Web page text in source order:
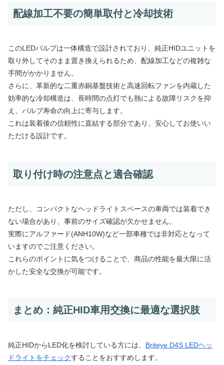
配線加工不要の簡単取付と冷却技術
このLEDバルブは一体構造で設計されており、純正HIDユニットを
取り外してそのまま置き換えられるため、配線加工などの複雑な
手間がかかりません。
さらに、革新的な二重赤銅基盤技術と高速回転ファンを内蔵した
効率的な冷却構造は、長時間の点灯でも熱による故障リスクを抑
え、バルブ寿命の向上に寄与します。
これは装着後の信頼性に直結する部分であり、安心してお使いい
ただける設計です。
取り付け時の注意点と適合確認
ただし、コンパクトなヘッドライトスペースの車両では装着でき
ない場合があり、事前のサイズ確認が欠かせません。
実際にアルファード(ANH10W)など一部車種では非対応となって
いますのでご注意ください。
これらのポイントに気をつけることで、商品の性能を最大限に活
かした安全な交換が可能です。
まとめ：純正HID車用交換に最適な選択肢
純正HIDからLED化を検討している方には、 Briteye D4S LEDヘッ
ドライトをチェックすることをおすすめします。